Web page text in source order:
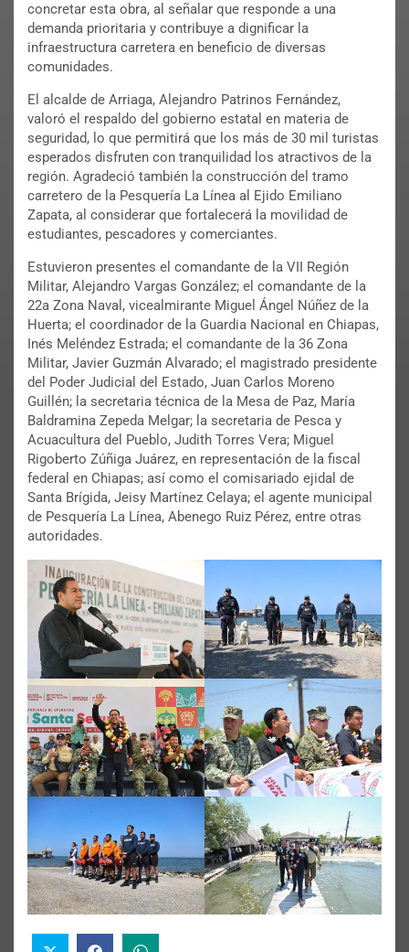
concretar esta obra, al señalar que responde a una
demanda prioritaria y contribuye a dignificar la
infraestructura carretera en beneficio de diversas
comunidades.
El alcalde de Arriaga, Alejandro Patrinos Fernández,
valoró el respaldo del gobierno estatal en materia de
seguridad, lo que permitirá que los más de 30 mil turistas
esperados disfruten con tranquilidad los atractivos de la
región. Agradeció también la construcción del tramo
carretero de la Pesquería La Línea al Ejido Emiliano
Zapata, al considerar que fortalecerá la movilidad de
estudiantes, pescadores y comerciantes.
Estuvieron presentes el comandante de la VII Región
Militar, Alejandro Vargas González; el comandante de la
22a Zona Naval, vicealmirante Miguel Ángel Núñez de la
Huerta; el coordinador de la Guardia Nacional en Chiapas,
Inés Meléndez Estrada; el comandante de la 36 Zona
Militar, Javier Guzmán Alvarado; el magistrado presidente
del Poder Judicial del Estado, Juan Carlos Moreno
Guillén; la secretaria técnica de la Mesa de Paz, María
Baldramina Zepeda Melgar; la secretaria de Pesca y
Acuacultura del Pueblo, Judith Torres Vera; Miguel
Rigoberto Zúñiga Juárez, en representación de la fiscal
federal en Chiapas; así como el comisariado ejidal de
Santa Brígida, Jeisy Martínez Celaya; el agente municipal
de Pesquería La Línea, Abenego Ruiz Pérez, entre otras
autoridades.